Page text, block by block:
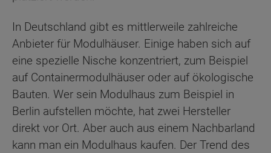
In Deutschland gibt es mittlerweile zahlreiche
Anbieter für Modulhäuser. Einige haben sich auf
eine spezielle Nische konzentriert, zum Beispiel
auf Containermodulhäuser oder auf ökologische
Bauten. Wer sein Modulhaus zum Beispiel in
Berlin aufstellen möchte, hat zwei Hersteller
direkt vor Ort. Aber auch aus einem Nachbarland
kann man ein Modulhaus kaufen. Der Trend des